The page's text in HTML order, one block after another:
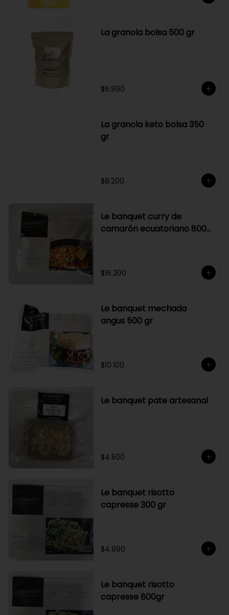
duración es de 12 meses a partir de
La granola bolsa 500 gr
$6.990
La granola keto bolsa 350
gr
$8.200
Le banquet curry de
camarón ecuatoriano 800
$16.200
Le banquet mechada
angus 500 gr
$10.100
Le banquet pate artesanal
$4.500
Le banquet risotto
capresse 300 gr
$4.990
Le banquet risotto
capresse 800gr